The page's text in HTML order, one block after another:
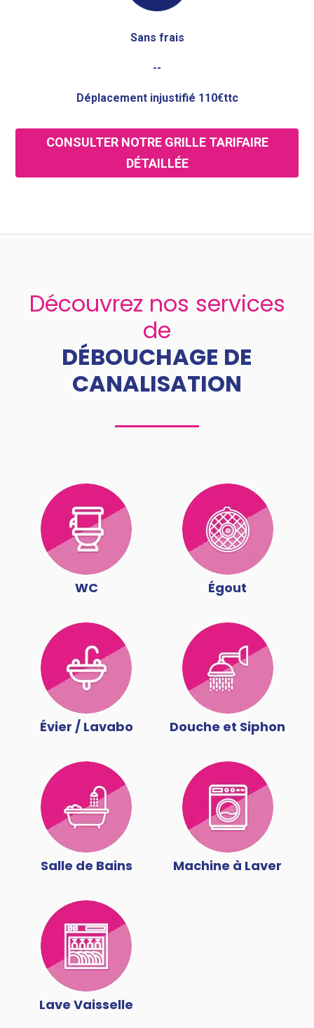
Sans frais
--
Déplacement injustifié 110€ttc
CONSULTER NOTRE GRILLE TARIFAIRE
DÉTAILLÉE
Découvrez nos services
de
DÉBOUCHAGE DE
CANALISATION
WC Égout
Évier / Lavabo Douche et Siphon
Salle de Bains Machine à Laver
Lave Vaisselle